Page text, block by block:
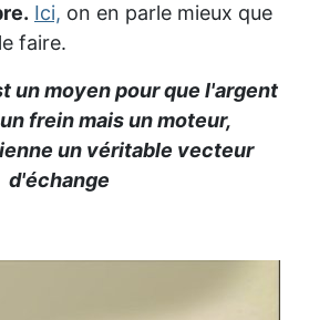
Ici, on en parle mieux que
faire.
un moyen pour que l'argent
frein mais un moteur,
un véritable vecteur
d'échange